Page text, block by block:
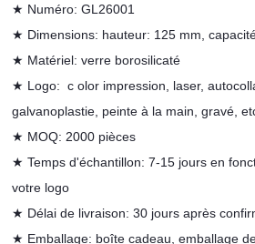
★ Numéro: GL26001
★ Dimensions: hauteur: 125 mm,
★ Matériel: verre borosilicaté
★ Logo: c olor impression, laser,
galvanoplastie, peinte à la main, gravé,
★ MOQ: 2000 pièces
★ Temps d'échantillon: 7-15 jours en
votre logo
★ Délai de livraison: 30 jours après
★ Emballage: boîte cadeau, emballage